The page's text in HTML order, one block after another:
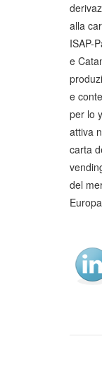
alla
ISAP-
e
e
per lo
attiva
carta
del